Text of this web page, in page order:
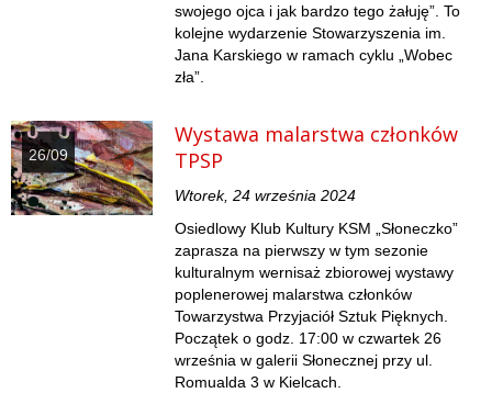
swojego ojca i jak bardzo tego żałuję”. To
kolejne wydarzenie Stowarzyszenia im.
Jana Karskiego w ramach cyklu „Wobec
zła”.
26/09
Wystawa malarstwa członków
TPSP
Wtorek, 24 września 2024
Osiedlowy Klub Kultury KSM „Słoneczko”
zaprasza na pierwszy w tym sezonie
kulturalnym wernisaż zbiorowej wystawy
poplenerowej malarstwa członków
Towarzystwa Przyjaciół Sztuk Pięknych.
Początek o godz. 17:00 w czwartek 26
września w galerii Słonecznej przy ul.
Romualda 3 w Kielcach.